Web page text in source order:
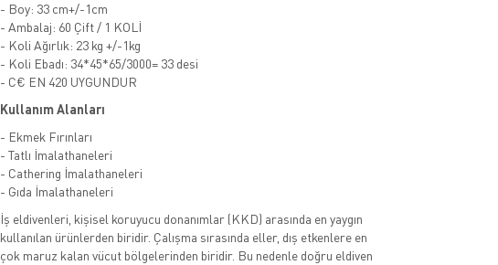
- Boy: 33 cm+/-1cm
- Ambalaj: 60 Çift / 1 KOLİ
- Koli Ağırlık: 23 kg +/-1kg
- Koli Ebadı: 34*45*65/3000= 33 desi
- C€ EN 420 UYGUNDUR
Kullanım Alanları
- Ekmek Fırınları
- Tatlı İmalathaneleri
- Cathering İmalathaneleri
- Gıda İmalathaneleri
İş eldivenleri, kişisel koruyucu donanımlar (KKD) arasında en yaygın
kullanılan ürünlerden biridir. Çalışma sırasında eller, dış etkenlere en
çok maruz kalan vücut bölgelerinden biridir. Bu nedenle doğru eldiven